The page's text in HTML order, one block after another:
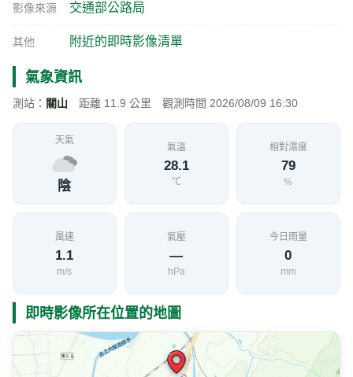
影像來源 交通部公路局
其他 附近的即時影像清單
氣象資訊
測站： 關山 距離 11.9 公里 觀測時間 2026/08/09 16:30
天氣
陰
氣溫
28.1
℃
相對濕度
79
%
風速
1.1
m/s
氣壓
—
hPa
今日雨量
0
mm
即時影像所在位置的地圖